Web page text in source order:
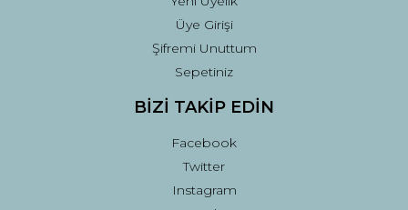
Üye Girişi
Şifremi Unuttum
Sepetiniz
BİZİ TAKİP EDİN
Facebook
Twitter
Instagram